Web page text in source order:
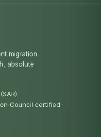
migration.
absolute
Council certified ·